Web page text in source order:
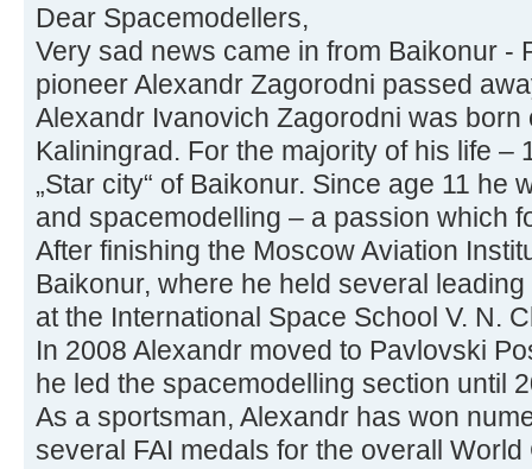
Dear Spacemodellers,
Very sad news came in from Baikonur -
pioneer Alexandr Zagorodni passed
Alexandr Ivanovich Zagorodni was born
Kaliningrad. For the majority of his life –
„Star city“ of Baikonur. Since age 11 he
and spacemodelling – a passion which
After finishing the Moscow Aviation
Baikonur, where he held several
at the International Space School V. N.
In 2008 Alexandr moved to Pavlovski
he led the spacemodelling section until
As a sportsman, Alexandr has won
several FAI medals for the overall